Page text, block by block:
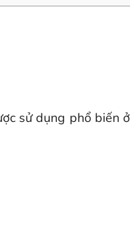
sử dụng phổ biến